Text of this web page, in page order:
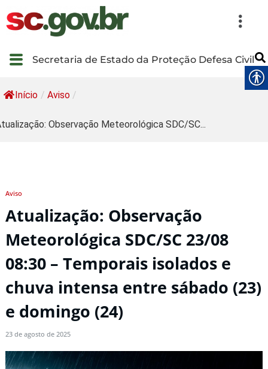
Secretaria de Estado da Proteção Defesa Civil
Início / Aviso /
Observação Meteorológica SDC/SC...
Aviso
Atualização: Observação
Meteorológica SDC/SC 23/08
08:30 – Temporais isolados e
chuva intensa entre sábado (23)
e domingo (24)
23 de agosto de 2025